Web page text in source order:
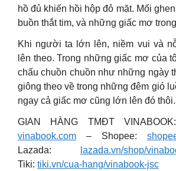
hồ đủ khiến hồi hộp đỏ mặt. Mối
buồn thắt tim, và những giấc mơ
Khi người ta lớn lên, niềm vui và
lên theo. Trong những giấc mơ của
chấu chuồn chuồn như những ngày
giông theo về trong những đêm gió
ngay cả giấc mơ cũng lớn lên đó thôi.
GIAN HÀNG TMĐT
vinabook.com – Shopee:
Lazada:
lazada.vn/shop/
Tiki: tiki.vn/cua-hang/vinabook-jsc